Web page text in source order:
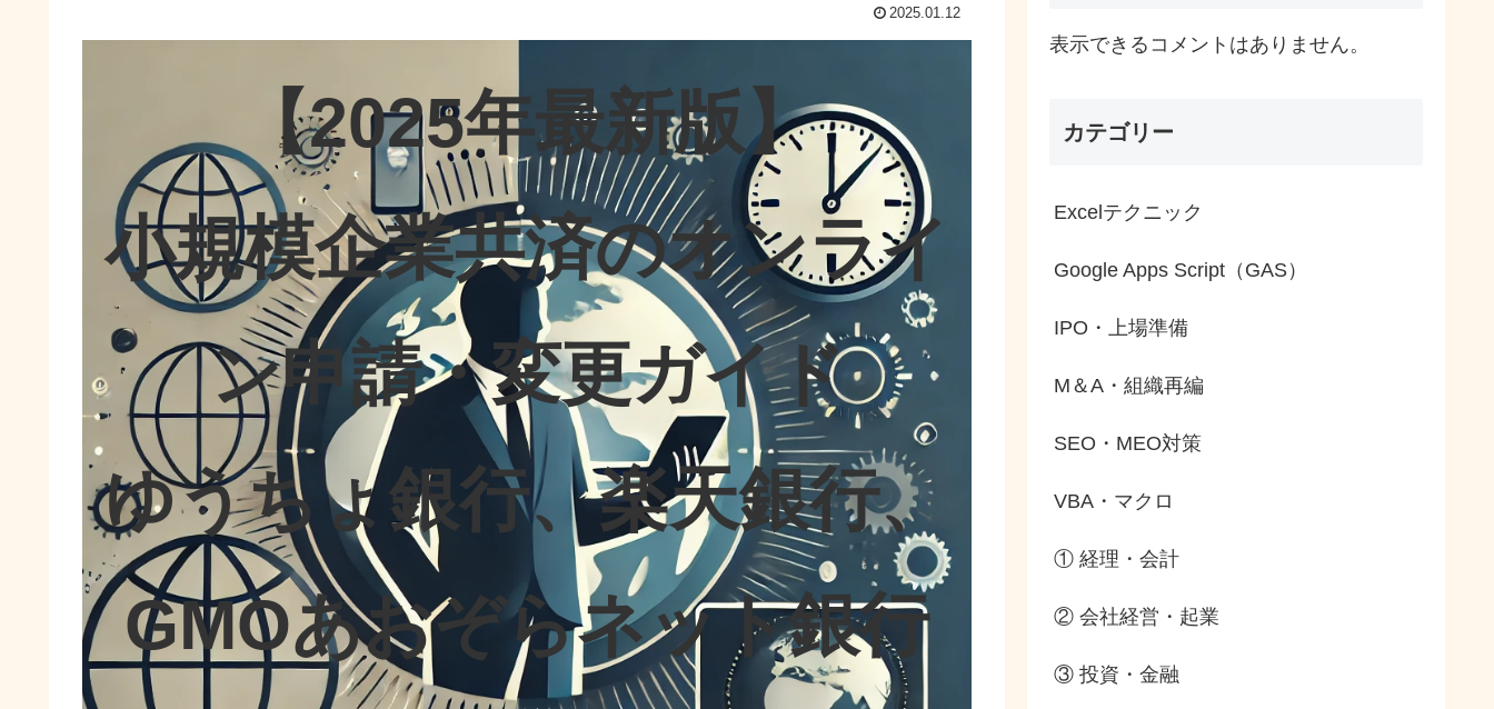
2025.01.12
【2025年最新版】
小規模企業共済のオンライ
ン申請・変更ガイド
ゆうちょ銀行、楽天銀行、
GMOあおぞらネット銀行
表示できるコメントはありません。
カテゴリー
Excelテクニック
Google Apps Script（GAS）
IPO・上場準備
M＆A・組織再編
SEO・MEO対策
VBA・マクロ
① 経理・会計
② 会社経営・起業
③ 投資・金融